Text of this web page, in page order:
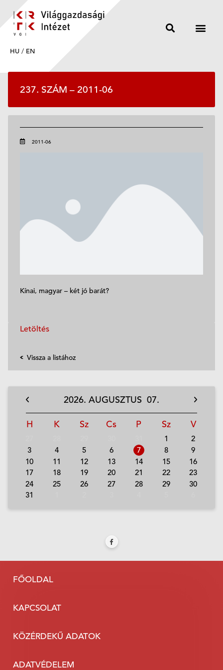
HU / EN
237. SZÁM – 2011-06
2011-06
Kínai, magyar – két jó barát?
Letöltés
Vissza a listához
2026. AUGUSZTUS 07.
H K Sz Cs P Sz V
1
2
3
4 5 6 7 8
9
10
11 12 13 14 15
16
17
18 19 20 21 22
23
24
25 26 27 28 29
30
31
FŐOLDAL
KAPCSOLAT
KÖZÉRDEKŰ ADATOK
ADATVÉDELEM